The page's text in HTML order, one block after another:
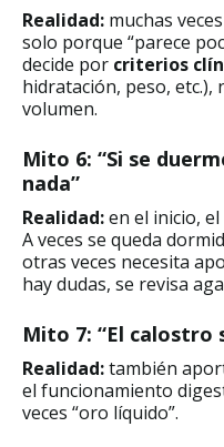
Realidad: muchas
solo porque “parece
decide por criterios
hidratación, peso, etc.),
volumen.
Mito 6: “Si se
nada”
Realidad:en el inicio,
A veces se queda
otras veces necesita
hay dudas, se revisa
Mito 7: “El calostro
Realidad:también
el funcionamiento
veces “oro líquido”.